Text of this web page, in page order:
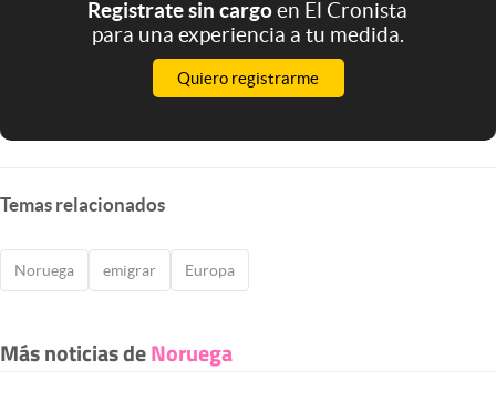
Registrate sin cargoen El Cronista
para una experiencia a tu medida.
Quiero registrarme
Temas relacionados
Noruega emigrar Europa
Más noticias deNoruega